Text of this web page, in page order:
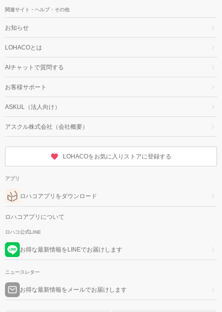
関連サイト・ヘルプ・その他
お知らせ
LOHACOとは
AIチャットで質問する
お客様サポート
ASKUL（法人向け）
アスクル株式会社（会社概要）
LOHACOをお気に入りストアに登録する
アプリ
ロハコアプリをダウンロード
ロハコアプリについて
ロハコ公式LINE
お得な最新情報をLINEでお届けします
ニュースレター
お得な最新情報をメールでお届けします